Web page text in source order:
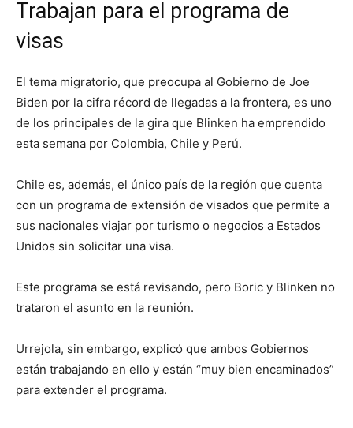
Trabajan para el programa de
visas
El tema migratorio, que preocupa al Gobierno de Joe
Biden por la cifra récord de llegadas a la frontera, es uno
de los principales de la gira que Blinken ha emprendido
esta semana por Colombia, Chile y Perú.
Chile es, además, el único país de la región que cuenta
con un programa de extensión de visados que permite a
sus nacionales viajar por turismo o negocios a Estados
Unidos sin solicitar una visa.
Este programa se está revisando, pero Boric y Blinken no
trataron el asunto en la reunión.
Urrejola, sin embargo, explicó que ambos Gobiernos
están trabajando en ello y están “muy bien encaminados”
para extender el programa.